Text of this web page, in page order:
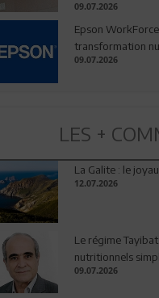
09.07.2026
Epson
transformation
09.07.2026
LES +
La Galite : le
12.07.2026
Le régime
nutritionnels
09.07.2026